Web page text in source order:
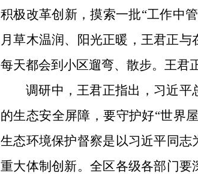
积极改革创新，摸索一批“工作中
月草木温润、阳光正暖，王君正
每天都会到小区遛弯、散步。王君
调研中，王君正指出，习近
的生态安全屏障，要守护好“世界
生态环境保护督察是以习近平同
重大体制创新。全区各级各部门